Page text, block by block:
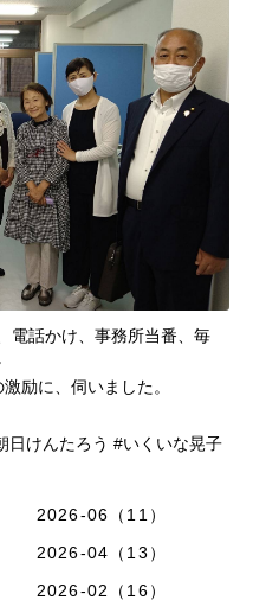
電話かけ、事務所当番、毎
励に、伺いました。
けんたろう #いくいな晃子
2026-06（11）
2026-04（13）
2026-02（16）